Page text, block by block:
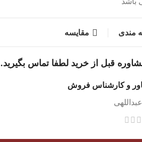
مندی مقایسه
قبل از خرید لطفا تماس بگیرید.
و کارشناس فروش
عبداللهی